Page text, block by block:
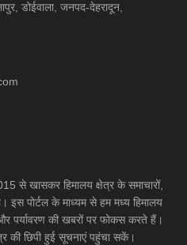
डोईवाला, जनपद-देहरादून,
से खासकर हिमालय क्षेत्र के समाचारों,
इस पोर्टल के माध्यम से हम मध्य हिमालय
पर्यावरण की खबरों पर फोकस करते हैं।
की छिपी हुई सूचनाएं पहुंचा सकें।